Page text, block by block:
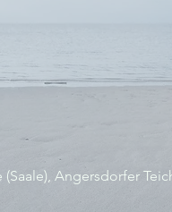
Angersdorfer